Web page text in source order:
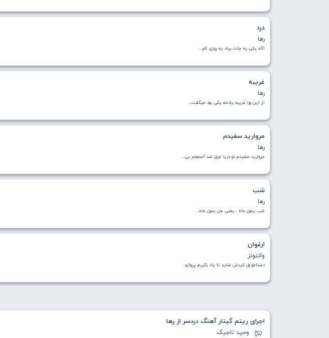
درد
رها
اگه یکی به جات بیاد یه روزی کم...
غریبه
رها
از این ورا غریبه یادمه یکی بود میگفت...
مروارید سفیدم
رها
مروارید سفیدم تو دریا غرق شد آسمونم بی...
شب
رها
شب بدون ماه ، یعنی‌ من بدون ماه...
ارغوان
وانتونز
دستامو ول کردش شاید تا یاد بگیرم پروازو...
اجرای ریتم گیتار آهنگ دردسر از رها
وحید تاجیک